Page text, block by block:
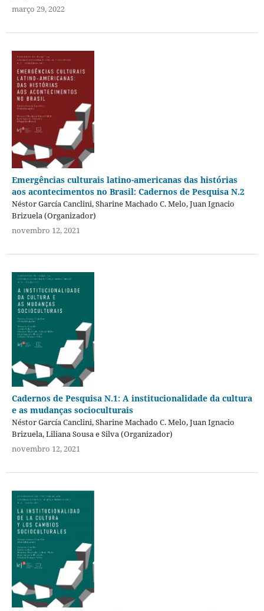
março 29, 2022
Emergências culturais latino-americanas das histórias
aos acontecimentos no Brasil: Cadernos de Pesquisa N.2
Néstor García Canclini, Sharine Machado C. Melo, Juan Ignacio
Brizuela (Organizador)
novembro 12, 2021
Cadernos de Pesquisa N.1: A institucionalidade da cultura
e as mudanças socioculturais
Néstor García Canclini, Sharine Machado C. Melo, Juan Ignacio
Brizuela, Liliana Sousa e Silva (Organizador)
novembro 12, 2021